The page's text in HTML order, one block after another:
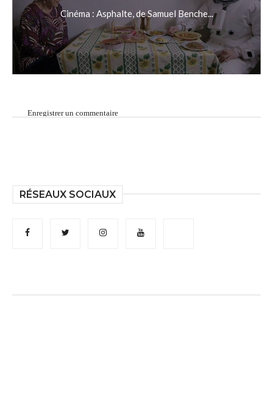
Cinéma : Asphalte, de Samuel Benche...
Enregistrer un commentaire
RÉSEAUX SOCIAUX